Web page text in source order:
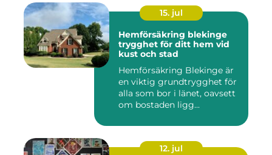
15. jul
Hemförsäkring blekinge
trygghet för ditt hem vid
kust och stad
Hemförsäkring Blekinge är
en viktig grundtrygghet för
alla som bor i länet, oavsett
om bostaden ligg...
12. jul